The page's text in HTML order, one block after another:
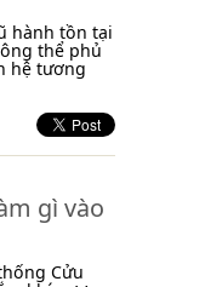
hành tồn tại
thể phủ
hệ tương
gì vào
Cửu